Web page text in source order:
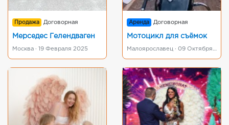
Продажа Договорная
Мерседес Гелендваген
Москва · 19 Февраля 2025
Аренда Договорная
Мотоцикл для съёмок
Малоярославец · 09 Октября 2024